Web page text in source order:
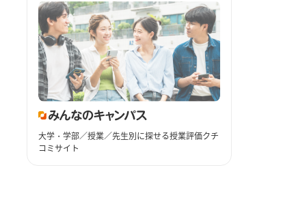
大学・学部／授業／先生別に探せる授業評価クチ
コミサイト